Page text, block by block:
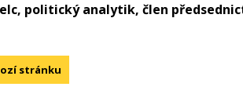
politický analytik, člen
stránku